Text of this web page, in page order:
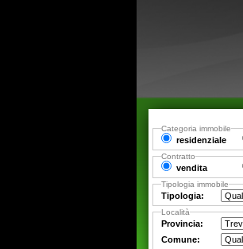
Categoria immobile
residenziale
Contratto
vendita
Tipologia immobile
Tipologia:
Località
Provincia:
Comune: